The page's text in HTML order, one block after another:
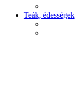
Teák, édességek